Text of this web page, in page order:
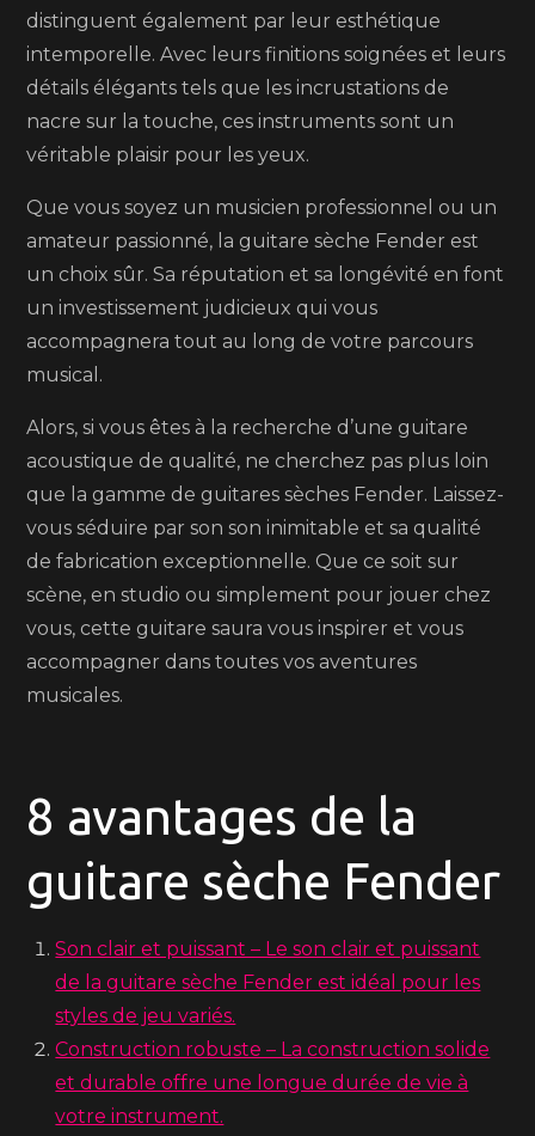
distinguent également par leur esthétique
intemporelle. Avec leurs finitions soignées et leurs
détails élégants tels que les incrustations de
nacre sur la touche, ces instruments sont un
véritable plaisir pour les yeux.
Que vous soyez un musicien professionnel ou un
amateur passionné, la guitare sèche Fender est
un choix sûr. Sa réputation et sa longévité en font
un investissement judicieux qui vous
accompagnera tout au long de votre parcours
musical.
Alors, si vous êtes à la recherche d’une guitare
acoustique de qualité, ne cherchez pas plus loin
que la gamme de guitares sèches Fender. Laissez-
vous séduire par son son inimitable et sa qualité
de fabrication exceptionnelle. Que ce soit sur
scène, en studio ou simplement pour jouer chez
vous, cette guitare saura vous inspirer et vous
accompagner dans toutes vos aventures
musicales.
8 avantages de la
guitare sèche Fender
Son clair et puissant – Le son clair et puissant
de la guitare sèche Fender est idéal pour les
styles de jeu variés.
Construction robuste – La construction solide
et durable offre une longue durée de vie à
votre instrument.